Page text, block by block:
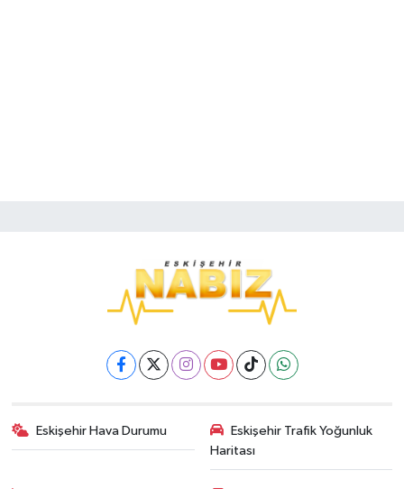
Eskişehir Hava Durumu
Eskişehir Trafik Yoğunluk
Haritası